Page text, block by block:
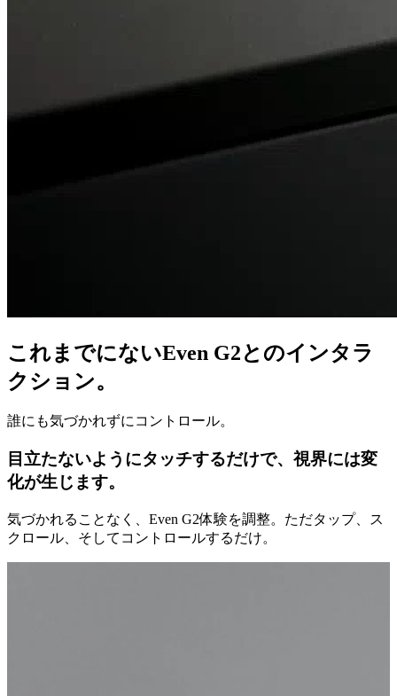
これまでにないEven G2とのインタラ
クション。
誰にも気づかれずにコントロール。
目立たないようにタッチするだけで、視界には変
化が生じます。
気づかれることなく、Even G2体験を調整。ただタップ、ス
クロール、そしてコントロールするだけ。